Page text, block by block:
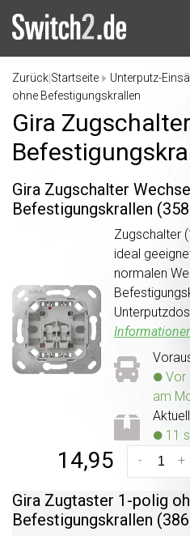
Zurück Startseite Unterputz-
ohne Befestigungskrallen
Gira
Gira Zugschalter
Befestigungskrallen
Zugschalter
ideal
normalen
Vor
am
11
14,95 +
-
Gira Zugtaster 1-polig
Befestigungskrallen